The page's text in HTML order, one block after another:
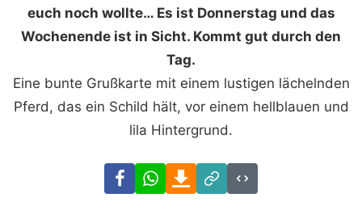
euch noch wollte… Es ist Donnerstag und das
Wochenende ist in Sicht. Kommt gut durch den
Tag.
Eine bunte Grußkarte mit einem lustigen lächelnden
Pferd, das ein Schild hält, vor einem hellblauen und
lila Hintergrund.
FacebookWhatsAppDownload
Link
Code